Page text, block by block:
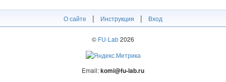
О сайте | Инструкция | Вход
© FU-Lab2026
Email:komi@fu-lab.ru